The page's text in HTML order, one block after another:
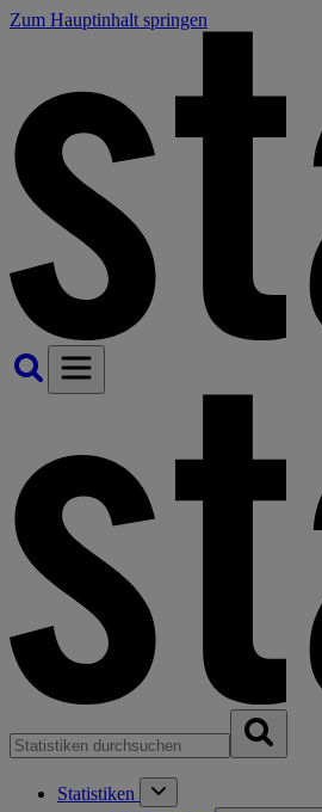
Zum Hauptinhalt springen
Statistiken